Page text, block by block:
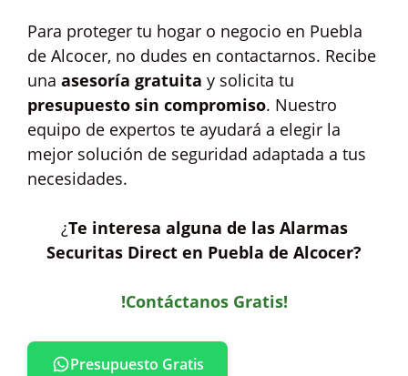
Para proteger tu hogar o negocio en Puebla
de Alcocer, no dudes en contactarnos. Recibe
una asesoría gratuita y solicita tu
presupuesto sin compromiso. Nuestro
equipo de expertos te ayudará a elegir la
mejor solución de seguridad adaptada a tus
necesidades.
¿Te interesa alguna de las Alarmas
Securitas Direct en Puebla de Alcocer?
!Contáctanos Gratis!
Presupuesto Gratis